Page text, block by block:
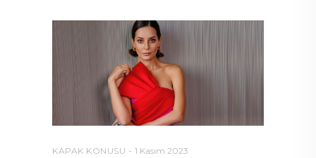
KAPAK KONUSU 1 Kasım 2023